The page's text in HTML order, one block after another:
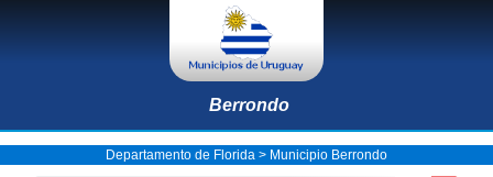
Berrondo
Departamento de Florida > Municipio Berrondo